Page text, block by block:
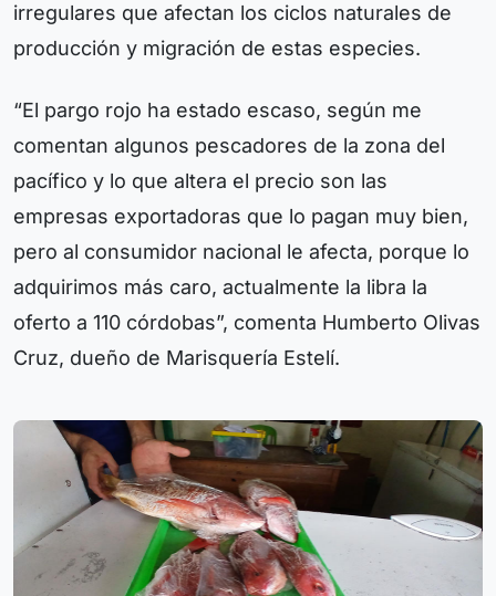
irregulares que afectan los ciclos naturales de
producción y migración de estas especies.
“El pargo rojo ha estado escaso, según me
comentan algunos pescadores de la zona del
pacífico y lo que altera el precio son las
empresas exportadoras que lo pagan muy bien,
pero al consumidor nacional le afecta, porque lo
adquirimos más caro, actualmente la libra la
oferto a 110 córdobas”, comenta Humberto Olivas
Cruz, dueño de Marisquería Estelí.